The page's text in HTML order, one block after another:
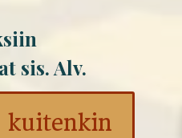
sis. Alv.
kuitenkin